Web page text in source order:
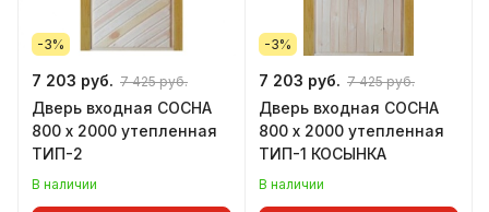
-3%
7 203 руб. 7 425 руб.
Дверь входная СОСНА
800 х 2000 утепленная
ТИП-2
В наличии
-3%
7 203 руб. 7 425 руб.
Дверь входная СОСНА
800 х 2000 утепленная
ТИП-1 КОСЫНКА
В наличии